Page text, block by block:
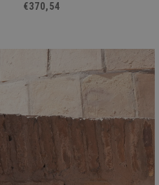
€370,54